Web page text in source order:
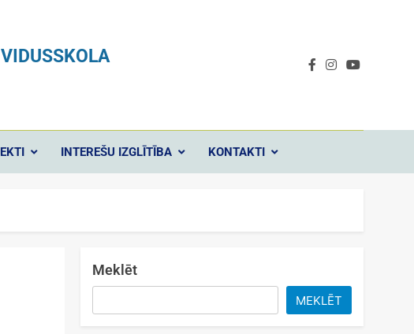
INTEREŠU IZGLĪTĪBA KONTAKTI
Meklēt
MEKLĒT